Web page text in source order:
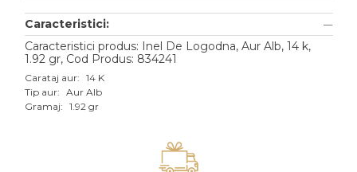
Aur alb
Aur roz
Aur mixt
Caracteristici:
Caracteristici produs: Inel De Logodna, Aur Alb, 14 k,
1.92 gr, Cod Produs: 834241
Carataj aur: 14 K
Tip aur: Aur Alb
Gramaj: 1.92 gr